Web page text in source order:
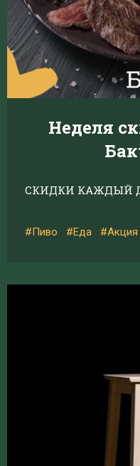
Неделя
СКИДКИ КАЖДЫЙ
#Пиво #Еда #Акция